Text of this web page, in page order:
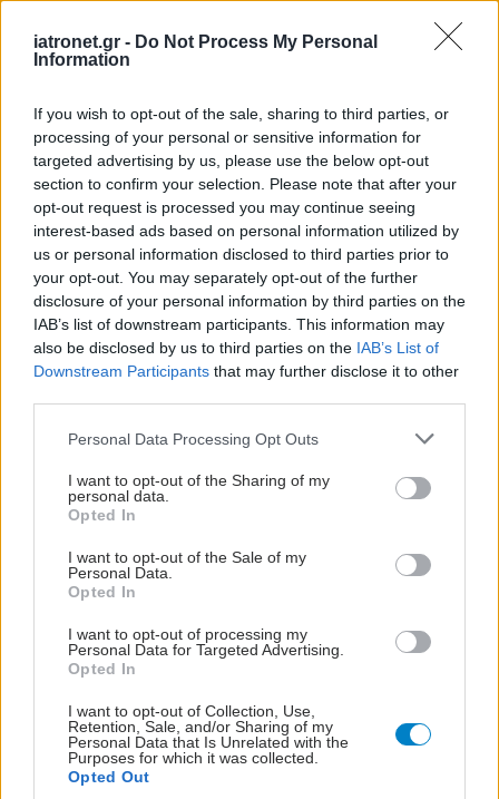
iatronet.gr - Do Not Process My Personal
Information
If you wish to opt-out of the sale, sharing to third parties, or
processing of your personal or sensitive information for
targeted advertising by us, please use the below opt-out
section to confirm your selection. Please note that after your
opt-out request is processed you may continue seeing
interest-based ads based on personal information utilized by
us or personal information disclosed to third parties prior to
your opt-out. You may separately opt-out of the further
disclosure of your personal information by third parties on the
IAB’s list of downstream participants. This information may
also be disclosed by us to third parties on the IAB’s List of
Downstream Participants that may further disclose it to other
Please note that this website/app uses one or more Google
not limited to your visit or usage behaviour. You may click to
grant or deny consent to Google and its third-party tags to
use your data for below specified purposes in below Google
consent section.
Personal Data Processing Opt Outs
I want to opt-out of the Sharing of my
personal data.
Opted In
I want to opt-out of the Sale of my
Personal Data.
Opted In
I want to opt-out of processing my
Personal Data for Targeted Advertising.
Opted In
I want to opt-out of Collection, Use,
Retention, Sale, and/or Sharing of my
Personal Data that Is Unrelated with the
Purposes for which it was collected.
Opted Out
ΔΕΙΤΕ ΕΠΙΣΗΣ